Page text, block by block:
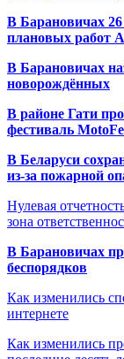
В Барановичах
плановых работ
В Барановичах
новорождённых
В районе Гати
фестиваль
В Беларуси
из-за пожарной
Нулевая
зона
В Барановичах
беспорядков
Как изменились
интернете
Как изменились